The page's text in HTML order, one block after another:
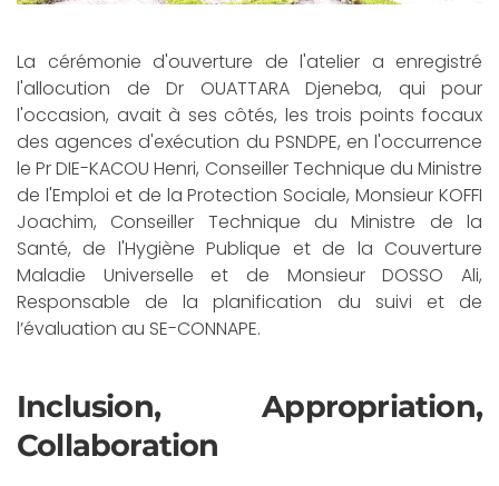
La cérémonie d'ouverture de l'atelier a enregistré
l'allocution de Dr OUATTARA Djeneba, qui pour
l'occasion, avait à ses côtés, les trois points focaux
des agences d'exécution du PSNDPE, en l'occurrence
le Pr DIE-KACOU Henri, Conseiller Technique du Ministre
de l'Emploi et de la Protection Sociale, Monsieur KOFFI
Joachim, Conseiller Technique du Ministre de la
Santé, de l'Hygiène Publique et de la Couverture
Maladie Universelle et de Monsieur DOSSO Ali,
Responsable de la planification du suivi et de
l’évaluation au SE-CONNAPE.
Inclusion, Appropriation,
Collaboration